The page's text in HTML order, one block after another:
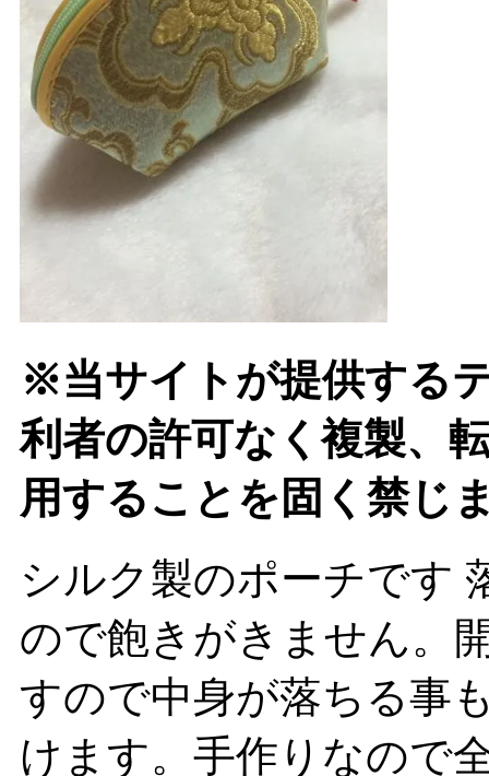
※当サイトが提供する
利者の許可なく複製、
用することを固く禁じ
シルク製のポーチです
ので飽きがきません。
すので中身が落ちる事
けます。手作りなので